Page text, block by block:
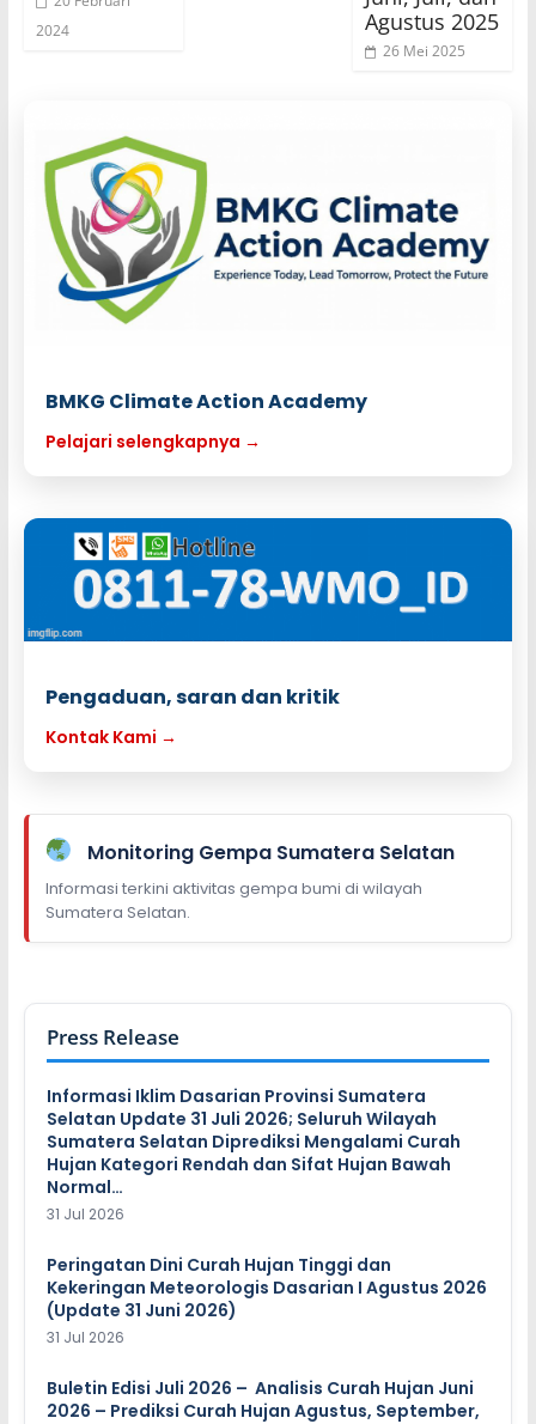
2024
Agustus 2025
26 Mei 2025
BMKG Climate Action Academy
Pelajari selengkapnya →
Pengaduan, saran dan kritik
Kontak Kami →
Monitoring Gempa Sumatera Selatan
Informasi terkini aktivitas gempa bumi di wilayah
Sumatera Selatan.
Press Release
Informasi Iklim Dasarian Provinsi Sumatera
Selatan Update 31 Juli 2026; Seluruh Wilayah
Sumatera Selatan Diprediksi Mengalami Curah
Hujan Kategori Rendah dan Sifat Hujan Bawah
Normal…
31 Jul 2026
Peringatan Dini Curah Hujan Tinggi dan
Kekeringan Meteorologis Dasarian I Agustus 2026
(Update 31 Juni 2026)
31 Jul 2026
Buletin Edisi Juli 2026 – Analisis Curah Hujan Juni
2026 – Prediksi Curah Hujan Agustus, September,